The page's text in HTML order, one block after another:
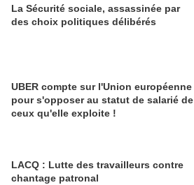
La Sécurité sociale, assassinée par
des choix politiques délibérés
UBER compte sur l'Union européenne
pour s'opposer au statut de salarié de
ceux qu'elle exploite !
LACQ : Lutte des travailleurs contre
chantage patronal